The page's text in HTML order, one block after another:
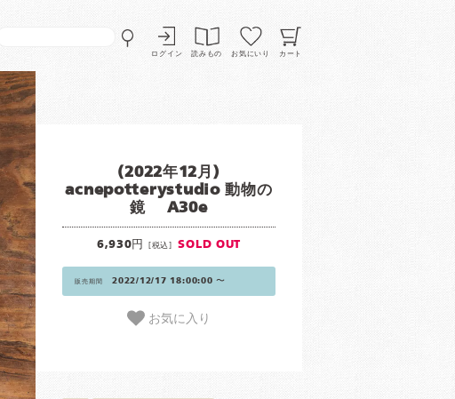
ログイン 読みもの お気にいり カート
(2022年12月)
acnepotterystudio 動物の
鏡 A30e
6,930円 [税込] SOLD OUT
販売期間 2022/12/17 18:00:00 〜
お気に入り